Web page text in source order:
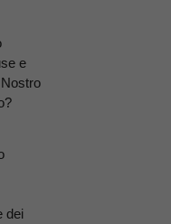
e
dei